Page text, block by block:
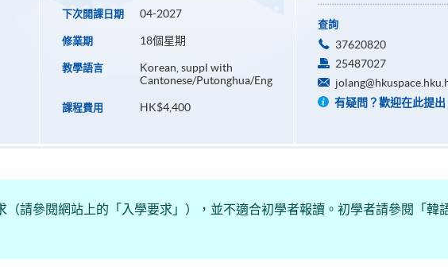
下次開課日期 04-2027
修業期 18個星期
教學語言
Korean, suppl with
Cantonese/Putonghua/Eng
課程費用 HK$4,400
查詢
37620820
25487027
有疑問？歡迎在此提出
（請參閱網站上的「入學要求」），並不適合初學者報讀。初學者請參閱「韓